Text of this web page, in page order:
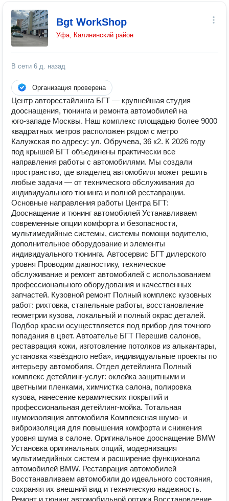
Bgt WorkShop
Уфа, Калининский район
В сети 6 д. назад
Организация проверена
Центр авторестайлинга БГТ — крупнейшая студия
дооснащения, тюнинга и ремонта автомобилей на
юго‑западе Москвы. Наш комплекс площадью более 9000
квадратных метров расположен рядом с метро
Калужская по адресу: ул. Обручева, 36 к2. К 2026 году
под крышей БГТ объединены практически все
направления работы с автомобилями. Мы создали
пространство, где владелец автомобиля может решить
любые задачи — от технического обслуживания до
индивидуального тюнинга и полной реставрации.
Основные направления работы Центра БГТ:
Дооснащение и тюнинг автомобилей Устанавливаем
современные опции комфорта и безопасности,
мультимедийные системы, системы помощи водителю,
дополнительное оборудование и элементы
индивидуального тюнинга. Автосервис БГТ дилерского
уровня Проводим диагностику, техническое
обслуживание и ремонт автомобилей с использованием
профессионального оборудования и качественных
запчастей. Кузовной ремонт Полный комплекс кузовных
работ: рихтовка, стапельные работы, восстановление
геометрии кузова, локальный и полный окрас деталей.
Подбор краски осуществляется под прибор для точного
попадания в цвет. Автоателье БГТ Перешив салонов,
реставрация кожи, изготовление потолков из алькантары,
установка «звёздного неба», индивидуальные проекты по
интерьеру автомобиля. Отдел детейлинга Полный
комплекс детейлинг‑услуг: оклейка защитными и
цветными пленками, химчистка салона, полировка
кузова, нанесение керамических покрытий и
профессиональная детейлинг‑мойка. Тотальная
шумоизоляция автомобиля Комплексная шумо‑ и
виброизоляция для повышения комфорта и снижения
уровня шума в салоне. Оригинальное дооснащение BMW
Установка оригинальных опций, модернизация
мультимедийных систем и расширение функционала
автомобилей BMW. Реставрация автомобилей
Восстанавливаем автомобили до идеального состояния,
сохраняя их внешний вид и техническую надежность.
Ремонт и тюнинг автомобильной оптики Восстановление